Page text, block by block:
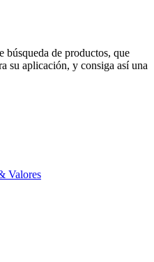
búsqueda de productos, que
su aplicación, y consiga así una
Valores